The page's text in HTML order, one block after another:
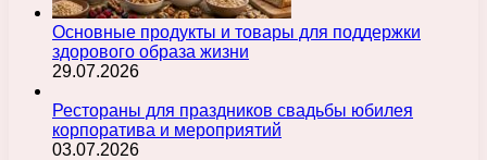
Основные продукты и товары для поддержки
здорового образа жизни
29.07.2026
Рестораны для праздников свадьбы юбилея
корпоратива и мероприятий
03.07.2026